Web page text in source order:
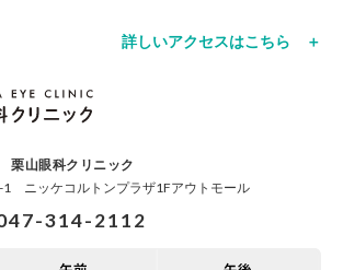
栗山眼科クリニック
1 ニッケコルトンプラザ1Fアウトモール
314-2112
詳しいアクセスはこちら ＋